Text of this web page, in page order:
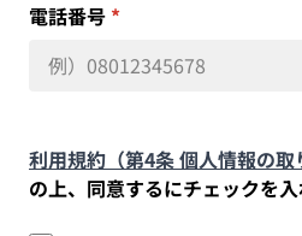
電話番号 *
利用規約（第4条 個人情報の取
の上、同意するにチェックを入